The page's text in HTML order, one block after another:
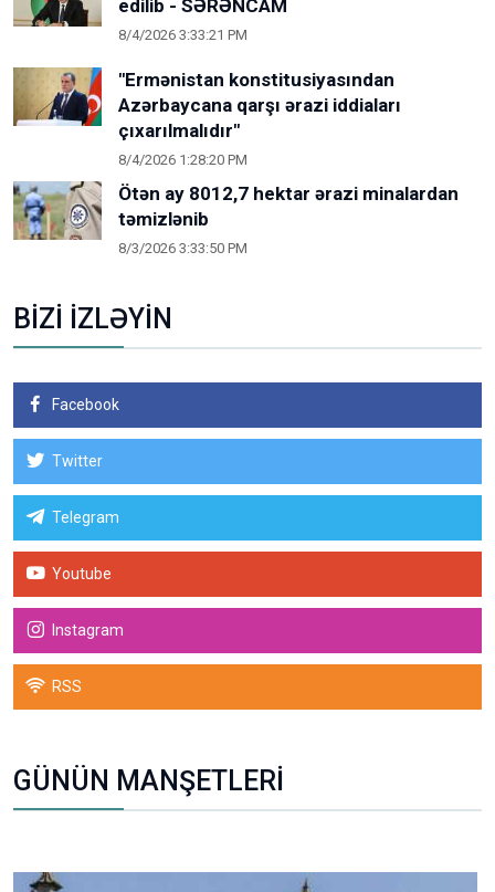
edilib - SƏRƏNCAM
8/4/2026 3:33:21 PM
"Ermənistan konstitusiyasından
Azərbaycana qarşı ərazi iddiaları
çıxarılmalıdır"
8/4/2026 1:28:20 PM
Ötən ay 8012,7 hektar ərazi minalardan
təmizlənib
8/3/2026 3:33:50 PM
BİZİ İZLƏYİN
Facebook
Twitter
Telegram
Youtube
Instagram
RSS
GÜNÜN MANŞETLERİ